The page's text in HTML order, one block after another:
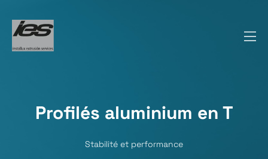
Profilés aluminium en T
Stabilité et performance